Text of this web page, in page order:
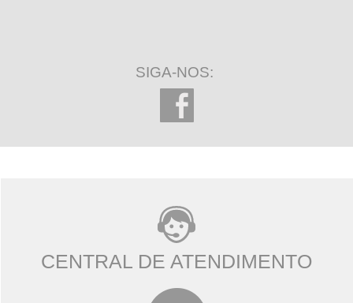
SIGA-NOS:
CENTRAL DE ATENDIMENTO